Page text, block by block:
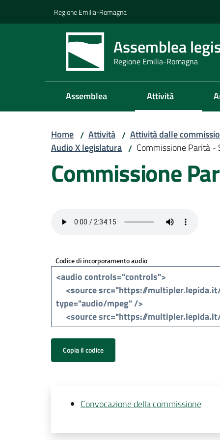
Regione Emilia-Romagna
Assemblea
Regione Emilia-Romagna
Assemblea Attività
Home / Attività / Attività dalle
Audio X legislatura / Commissione Parità
Commissione
Codice di incorporamento audio
Copia il codice
Convocazione della commissione